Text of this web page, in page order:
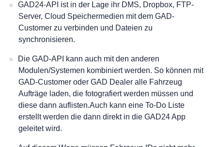
GAD24-API ist in der Lage ihr DMS, Dropbox, FTP-
Server, Cloud Speichermedien mit dem GAD-
Customer zu verbinden und Dateien zu
synchronisieren.
Die GAD-API kann auch mit den anderen
Modulen/Systemen kombiniert werden. So können mit
GAD-Customer oder GAD Dealer alle Fahrzeug
Aufträge laden, die fotografiert werden müssen und
diese dann auflisten.Auch kann eine To-Do Liste
erstellt werden die dann direkt in die GAD24 App
geleitet wird.